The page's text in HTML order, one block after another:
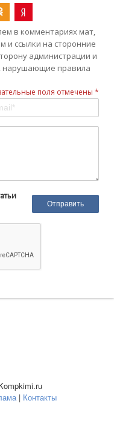
в комментариях мат,
и ссылки на сторонние
администрации и
нарушающие правила
поля отмечены *
| Контакты